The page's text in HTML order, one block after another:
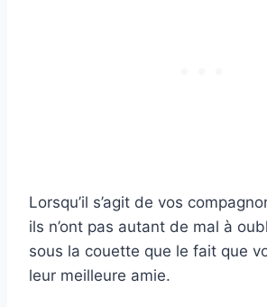
Lorsqu’il s’agit de vos
ils n’ont pas autant de mal à
sous la couette que le fait que
leur meilleure amie.